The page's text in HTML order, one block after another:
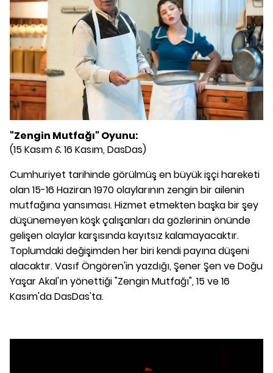
"Zengin Mutfağı" Oyunu:
(15 Kasım & 16 Kasım, DasDas)
Cumhuriyet tarihinde görülmüş en büyük işçi hareketi
olan 15-16 Haziran 1970 olaylarının zengin bir ailenin
mutfağına yansıması. Hizmet etmekten başka bir şey
düşünemeyen köşk çalışanları da gözlerinin önünde
gelişen olaylar karşısında kayıtsız kalamayacaktır.
Toplumdaki değişimden her biri kendi payına düşeni
alacaktır. Vasıf Öngören'in yazdığı, Şener Şen ve Doğu
Yaşar Akal'ın yönettiği "Zengin Mutfağı", 15 ve 16
Kasım'da DasDas'ta.